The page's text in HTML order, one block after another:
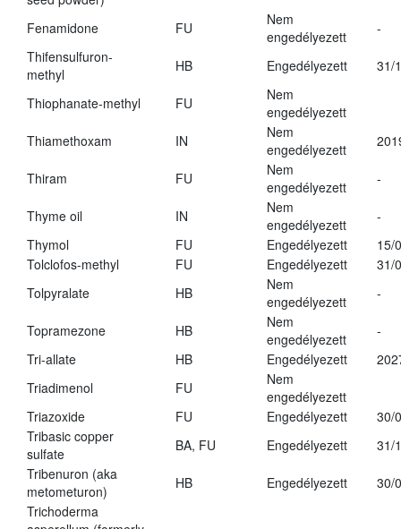
Fenamidone FU
Nem
engedélyezett
-
Thifensulfuron-
methyl
HB Engedélyezett 31/
Thiophanate-methyl FU
Nem
engedélyezett
Thiamethoxam
IN
Nem
engedélyezett
Thiram FU
Nem
engedélyezett
-
Thyme oil IN
Nem
engedélyezett
-
Thymol
FU Engedélyezett
15/
Tolclofos-methyl
FU Engedélyezett
31/
Tolpyralate
HB
Nem
engedélyezett
-
Topramezone HB
Nem
engedélyezett
-
Tri-allate
HB Engedélyezett
Triadimenol
FU
Nem
engedélyezett
Triazoxide
FU Engedélyezett
30/
Tribasic copper
sulfate
BA, FU Engedélyezett
31/
Tribenuron (aka
metometuron)
HB Engedélyezett
30/
Trichoderma